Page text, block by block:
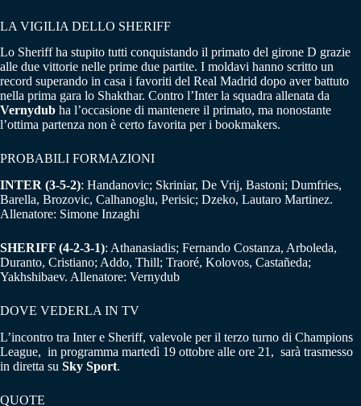
LA VIGILIA DELLO SHERIFF
Lo Sheriff ha stupito tutti conquistando il primato del girone D grazie
alle due vittorie nelle prime due partite. I moldavi hanno scritto un
record superando in casa i favoriti del Real Madrid dopo aver battuto
nella prima gara lo Shakthar. Contro l’Inter la squadra allenata da
Vernydub ha l’occasione di mantenere il primato, ma nonostante
l’ottima partenza non è certo favorita per i bookmakers.
PROBABILI FORMAZIONI
INTER (3-5-2): Handanovic; Skriniar, De Vrij, Bastoni; Dumfries,
Barella, Brozovic, Calhanoglu, Perisic; Dzeko, Lautaro Martinez.
Allenatore: Simone Inzaghi
SHERIFF (4-2-3-1): Athanasiadis; Fernando Costanza, Arboleda,
Duranto, Cristiano; Addo, Thill; Traoré, Kolovos, Castañeda;
Yakhshibaev. Allenatore: Vernydub
DOVE VEDERLA IN TV
L’incontro tra Inter e Sheriff, valevole per il terzo turno di Champions
League, in programma martedì 19 ottobre alle ore 21, sarà trasmesso
in diretta su Sky Sport.
QUOTE